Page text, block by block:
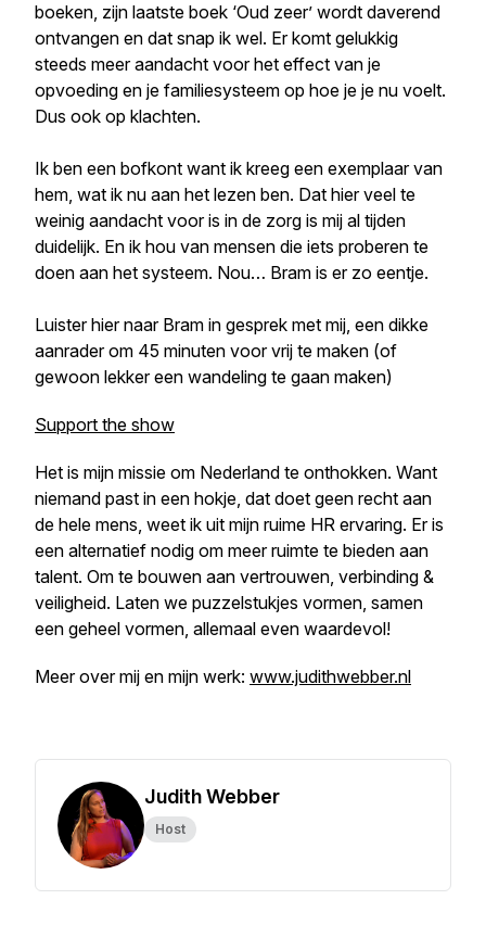
boeken, zijn laatste boek ‘Oud zeer’ wordt daverend
ontvangen en dat snap ik wel. Er komt gelukkig
steeds meer aandacht voor het effect van je
opvoeding en je familiesysteem op hoe je je nu voelt.
Dus ook op klachten.
Ik ben een bofkont want ik kreeg een exemplaar van
hem, wat ik nu aan het lezen ben. Dat hier veel te
weinig aandacht voor is in de zorg is mij al tijden
duidelijk. En ik hou van mensen die iets proberen te
doen aan het systeem. Nou… Bram is er zo eentje.
Luister hier naar Bram in gesprek met mij, een dikke
aanrader om 45 minuten voor vrij te maken (of
gewoon lekker een wandeling te gaan maken)
Support the show
Het is mijn missie om Nederland te onthokken. Want
niemand past in een hokje, dat doet geen recht aan
de hele mens, weet ik uit mijn ruime HR ervaring. Er is
een alternatief nodig om meer ruimte te bieden aan
talent. Om te bouwen aan vertrouwen, verbinding &
veiligheid. Laten we puzzelstukjes vormen, samen
een geheel vormen, allemaal even waardevol!
Meer over mij en mijn werk: www.judithwebber.nl
Judith Webber
Host